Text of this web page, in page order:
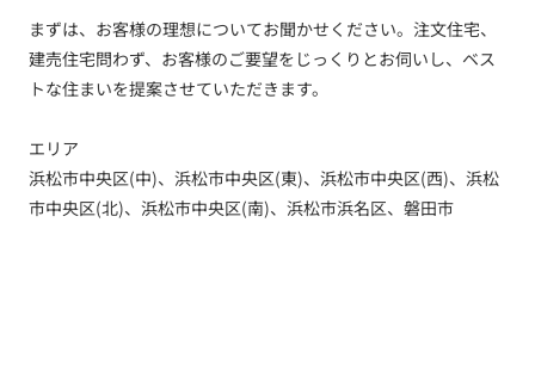
まずは、お客様の理想についてお聞かせください。注文住宅、
建売住宅問わず、お客様のご要望をじっくりとお伺いし、ベス
トな住まいを提案させていただきます。
エリア
浜松市中央区(中)、浜松市中央区(東)、浜松市中央区(西)、浜松
市中央区(北)、浜松市中央区(南)、浜松市浜名区、磐田市